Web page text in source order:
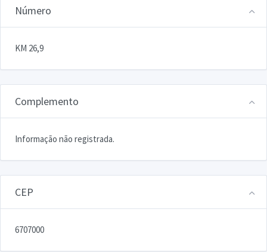
Número
KM 26,9
Complemento
Informação não registrada.
CEP
6707000